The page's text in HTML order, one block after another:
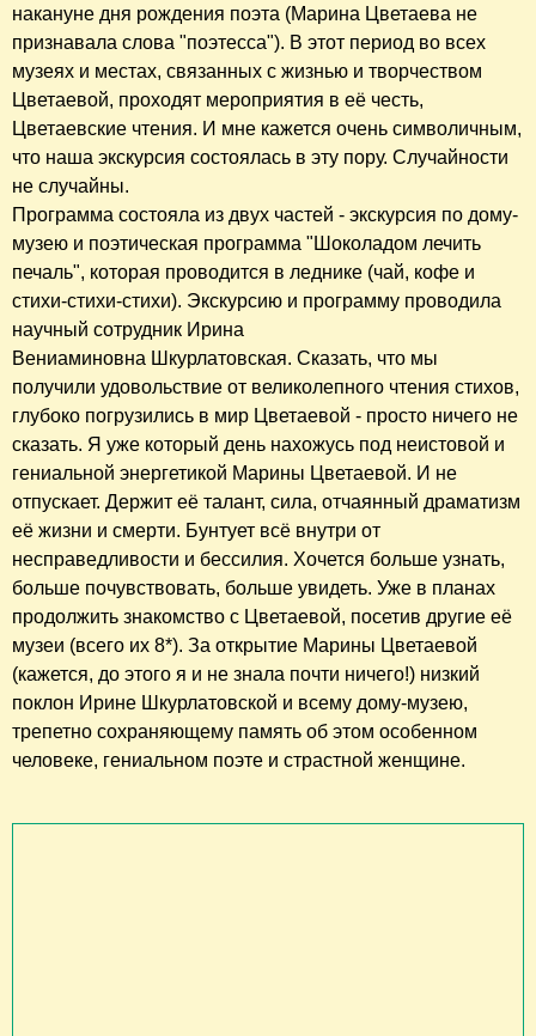
накануне дня рождения поэта (Марина Цветаева не
признавала слова "поэтесса"). В этот период во всех
музеях и местах, связанных с жизнью и творчеством
Цветаевой, проходят мероприятия в её честь,
Цветаевские чтения. И мне кажется очень символичным,
что наша экскурсия состоялась в эту пору. Случайности
не случайны.
Программа состояла из двух частей - экскурсия по дому-
музею и поэтическая программа "Шоколадом лечить
печаль", которая проводится в леднике (чай, кофе и
стихи-стихи-стихи). Экскурсию и программу проводила
научный сотрудник Ирина
Вениаминовна Шкурлатовская. Сказать, что мы
получили удовольствие от великолепного чтения стихов,
глубоко погрузились в мир Цветаевой - просто ничего не
сказать. Я уже который день нахожусь под неистовой и
гениальной энергетикой Марины Цветаевой. И не
отпускает. Держит её талант, сила, отчаянный драматизм
её жизни и смерти. Бунтует всё внутри от
несправедливости и бессилия. Хочется больше узнать,
больше почувствовать, больше увидеть. Уже в планах
продолжить знакомство с Цветаевой, посетив другие её
музеи (всего их 8*). За открытие Марины Цветаевой
(кажется, до этого я и не знала почти ничего!) низкий
поклон Ирине Шкурлатовской и всему дому-музею,
трепетно сохраняющему память об этом особенном
человеке, гениальном поэте и страстной женщине.